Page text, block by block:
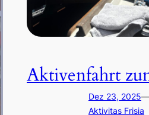
Aktivenfahrt
Dez 23, 2025
Aktivitas Frisia